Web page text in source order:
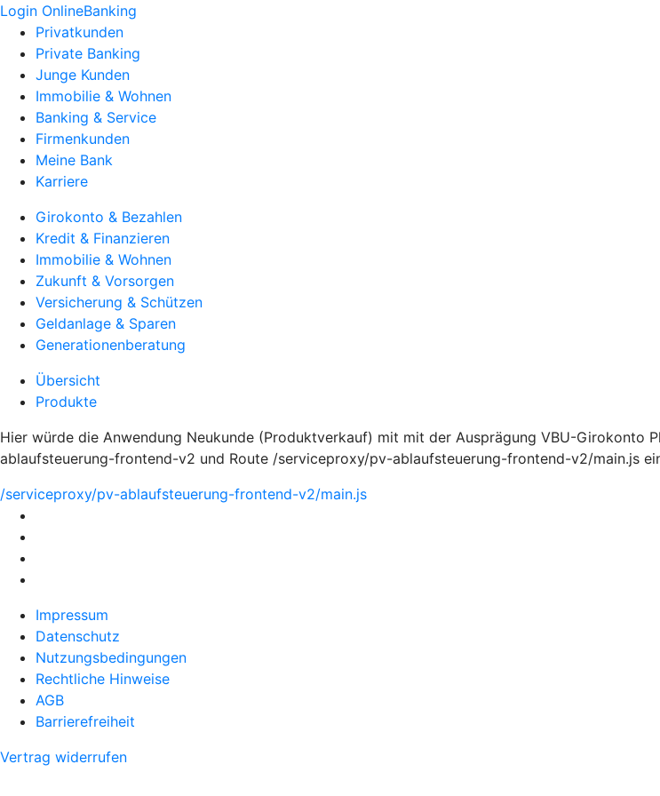
Login OnlineBanking
Privatkunden
Private Banking
Junge Kunden
Immobilie & Wohnen
Banking & Service
Firmenkunden
Meine Bank
Karriere
Girokonto & Bezahlen
Kredit & Finanzieren
Immobilie & Wohnen
Zukunft & Vorsorgen
Versicherung & Schützen
Geldanlage & Sparen
Generationenberatung
Übersicht
Produkte
Hier würde die Anwendung Neukunde (Produktverkauf) mit mit der Ausprägung VBU-
ablaufsteuerung-frontend-v2 und Route /serviceproxy/pv-ablaufsteuerung-frontend-v2/main.js
/serviceproxy/pv-ablaufsteuerung-frontend-v2/main.js
Impressum
Datenschutz
Nutzungsbedingungen
Rechtliche Hinweise
AGB
Barrierefreiheit
Vertrag widerrufen